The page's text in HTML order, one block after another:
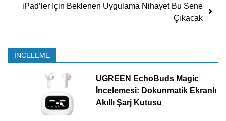
iPad’ler İçin Beklenen Uygulama Nihayet Bu Sene
Çıkacak
İNCELEME
UGREEN EchoBuds Magic
İncelemesi: Dokunmatik Ekranlı
Akıllı Şarj Kutusu